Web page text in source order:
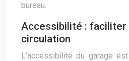
bureau.
Accessibilité : faciliter
circulation
L’accessibilité du garage